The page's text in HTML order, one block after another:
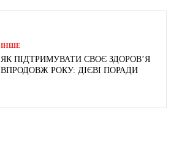
ІНШЕ
ЯК ПІДТРИМУВАТИ СВОЄ ЗДОРОВ’Я
ВПРОДОВЖ РОКУ: ДІЄВІ ПОРАДИ